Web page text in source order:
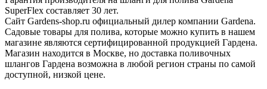
SuperFlex составляет 30 лет.
Сайт Gardens-shop.ru официальный дилер компании Gardena.
Садовые товары для полива, которые можно купить в нашем
магазине являются сертифицированной продукцией Гардена.
Магазин находится в Москве, но доставка поливочных
шлангов Гардена возможна в любой регион страны по самой
доступной, низкой цене.